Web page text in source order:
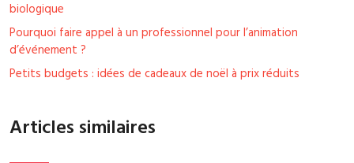
biologique
Pourquoi faire appel à un professionnel pour l’animation
d’événement ?
Petits budgets : idées de cadeaux de noël à prix réduits
Articles similaires